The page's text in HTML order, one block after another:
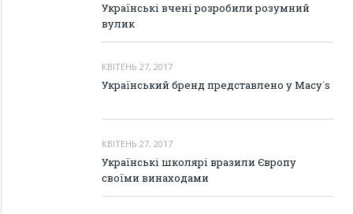
Українські вчені розробили розумний
вулик
КВІТЕНЬ 27, 2017
Український бренд представлено у Macy`s
КВІТЕНЬ 27, 2017
Українські школярі вразили Європу
своїми винаходами